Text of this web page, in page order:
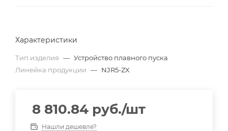
Характеристики
Тип изделия — Устройство плавного пуска
Линейка продукции — NJR5-ZX
8 810.84 руб./шт
Нашли дешевле?